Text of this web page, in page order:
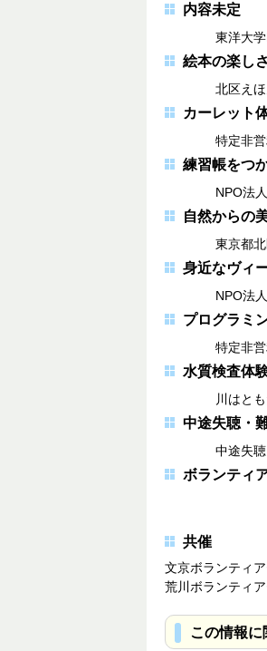
内容未定
東洋大学
絵本の楽し
北区えほ
カーレット
特定非営
練習帳をつ
NPO法
自然からの
東京都北
身近なヴィ
NPO法
プログラミ
特定非営
水質検査体
川はとも
中途失聴・
中途失
ボランティ
共催
文京ボランティ
荒川ボランティ
この情報